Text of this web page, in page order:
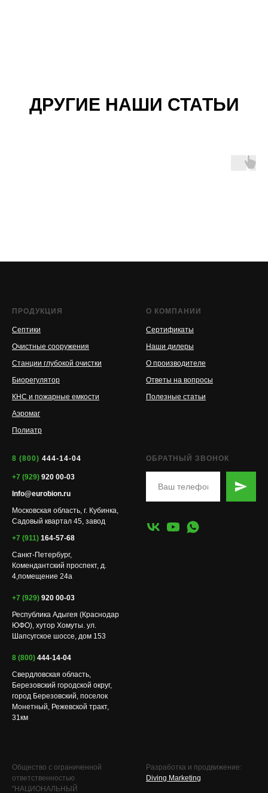
ДРУГИЕ НАШИ СТАТЬИ
ПРОДУКЦИЯ
Септики
Очистные сооружения
Станции глубокой очистки
Биорегулятор
КНС и пожарные емкости
Аэромаг
Полиатр
О КОМПАНИИ
Сертификаты
Наши дилеры
О производителе
Ответы на вопросы
Полезные статьи
8 (800) 444-14-04
+7 (929) 920 00-03
Info@eurobion.ru
Московская область, г. Кубинка,
Садовый квартал 45, завод
+7 (911) 164-57-68
Санкт-Петербург,
Комендантский проспект, д.
4,помещение 24а
+7 (929) 920 00-03
Республика Адыгея (Краснодар
ЮФО), хутор Хомуты. ул.
Шапсугское шоссе, дом 153
8 (800) 444-14-04
Свердловская область,
Березовский городской округ,
город Березовский, поселок
Монетный, Режевской тракт,
31км
ОБРАТНЫЙ ЗВОНОК
Общество с ограниченной
ответственностью
"НАЦИОНАЛЬНЫЙ
Разработка и продвижение:
Diving Marketing